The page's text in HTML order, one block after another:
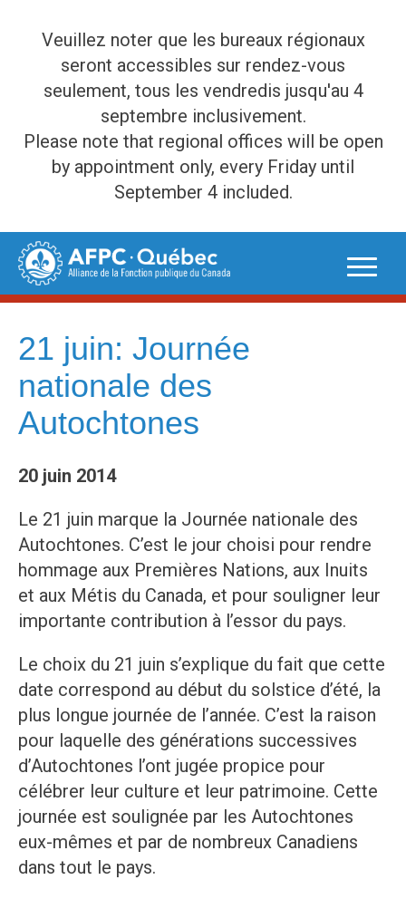
Veuillez noter que les bureaux régionaux
seront accessibles sur rendez-vous
seulement, tous les vendredis jusqu'au 4
septembre inclusivement.
Please note that regional offices will be open
by appointment only, every Friday until
September 4 included.
Skip
content
21 juin: Journée
nationale des
Autochtones
20 juin 2014
Le 21 juin marque la Journée nationale des
Autochtones. C’est le jour choisi pour rendre
hommage aux Premières Nations, aux Inuits
et aux Métis du Canada, et pour souligner leur
importante contribution à l’essor du pays.
Le choix du 21 juin s’explique du fait que cette
date correspond au début du solstice d’été, la
plus longue journée de l’année. C’est la raison
pour laquelle des générations successives
d’Autochtones l’ont jugée propice pour
célébrer leur culture et leur patrimoine. Cette
journée est soulignée par les Autochtones
eux-mêmes et par de nombreux Canadiens
dans tout le pays.